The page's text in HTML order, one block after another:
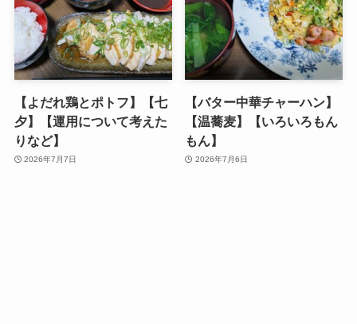
【よだれ鶏とポトフ】【七
夕】【運用について考えた
りなど】
2026年7月7日
【バター中華チャーハン】
【温蕎麦】【いろいろもん
もん】
2026年7月6日